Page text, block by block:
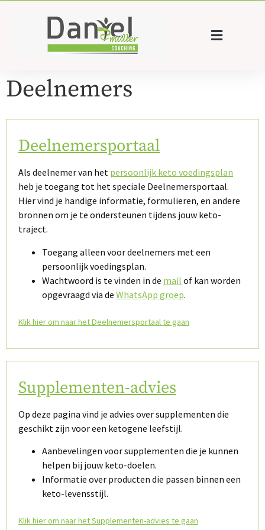
Deelnemers
Deelnemersportaal
Als deelnemer van het persoonlijk keto voedingsplan
heb je toegang tot het speciale Deelnemersportaal.
Hier vind je handige informatie, formulieren, en andere
bronnen om je te ondersteunen tijdens jouw keto-
traject.
Toegang alleen voor deelnemers met een
persoonlijk voedingsplan.
Wachtwoord is te vinden in de mail of kan worden
opgevraagd via de WhatsApp groep.
Klik hier om naar het Deelnemersportaal te gaan
Supplementen-advies
Op deze pagina vind je advies over supplementen die
geschikt zijn voor een ketogene leefstijl.
Aanbevelingen voor supplementen die je kunnen
helpen bij jouw keto-doelen.
Informatie over producten die passen binnen een
keto-levensstijl.
Klik hier om naar het Supplementen-advies te gaan